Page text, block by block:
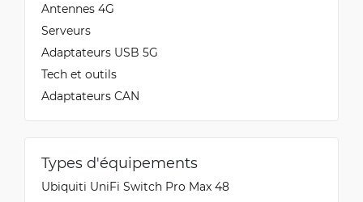
Antennes 4G
Serveurs
Adaptateurs USB 5G
Tech et outils
Adaptateurs CAN
Types d'équipements
Ubiquiti UniFi Switch Pro Max 48